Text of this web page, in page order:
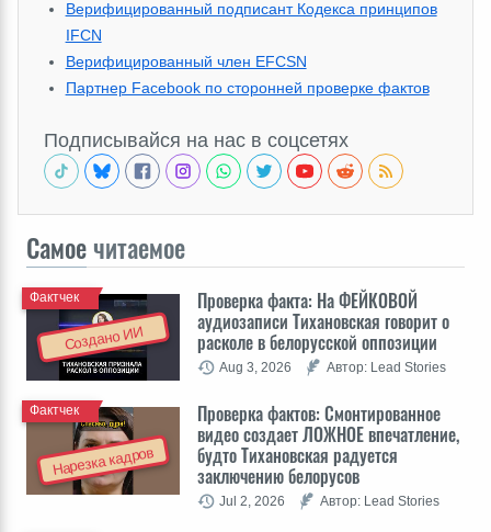
Верифицированный подписант Кодекса принципов
IFCN
Верифицированный член EFCSN
Партнер Facebook по сторонней проверке фактов
Подписывайся на нас в соцсетях
Самое читаемое
Создано ИИ
Проверка факта: На ФЕЙКОВОЙ
аудиозаписи Тихановская говорит о
расколе в белорусской оппозиции
Фактчек
Aug 3, 2026 Автор: Lead Stories
Нарезка кадров
Проверка фактов: Cмонтированное
видео создает ЛОЖНОЕ впечатление,
будто Тихановская радуется
заключению белорусов
Фактчек
Jul 2, 2026 Автор: Lead Stories